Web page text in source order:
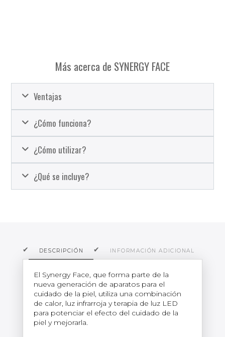
Más acerca de SYNERGY FACE
Ventajas
¿Cómo funciona?
¿Cómo utilizar?
¿Qué se incluye?
DESCRIPCIÓN INFORMACIÓN ADICIONAL
El Synergy Face, que forma parte de la
nueva generación de aparatos para el
cuidado de la piel, utiliza una combinación
de calor, luz infrarroja y terapia de luz LED
para potenciar el efecto del cuidado de la
piel y mejorarla.